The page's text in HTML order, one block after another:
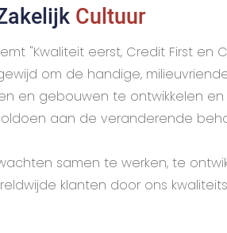
Cultuur
"Kwaliteit eerst, Credit First en
om de handige,
en gebouwen te ontwikkelen
aan de veranderende
samen te werken, te
klanten door ons